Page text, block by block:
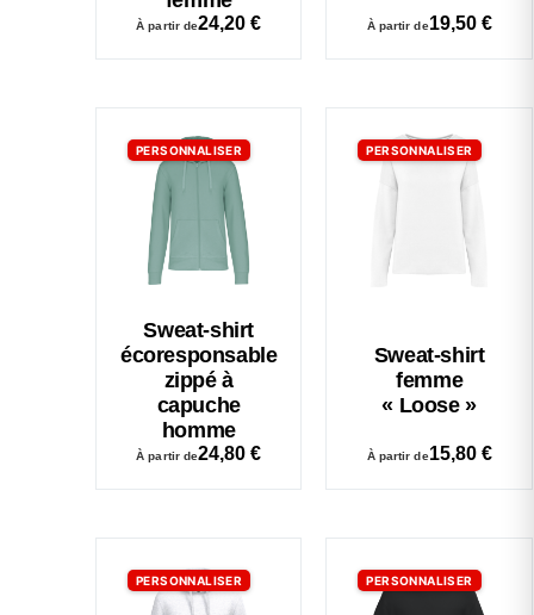
À partir de24,20€ À partir de19,50 €
PERSONNALISER
Sweat-shirt
écoresponsable
zippé à
capuche
homme
À partir de24,80€
PERSONNALISER
Sweat-shirt
femme
« Loose »
À partir de15,80 €
PERSONNALISER PERSONNALISER